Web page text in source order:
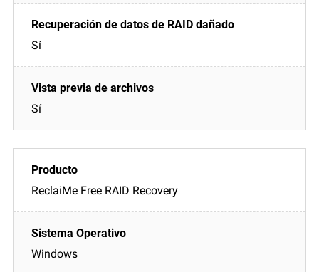
Sí
Sí
ReclaiMe Free RAID Recovery
Windows